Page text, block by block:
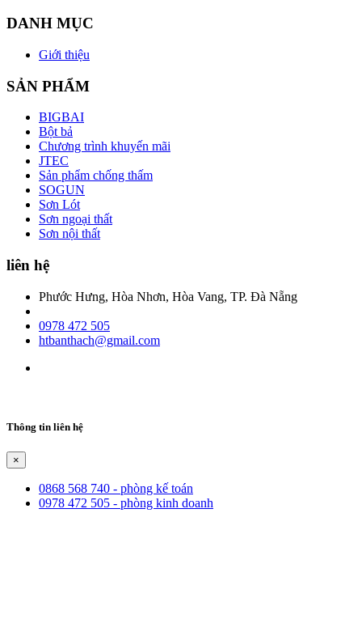
DANH MỤC
Giới thiệu
SẢN PHẨM
BIGBAI
Bột bả
Chương trình khuyến mãi
JTEC
Sản phẩm chống thấm
SOGUN
Sơn Lót
Sơn ngoại thất
Sơn nội thất
liên hệ
Phước Hưng, Hòa Nhơn, Hòa Vang, TP. Đà Nẵng
0978 472 505
htbanthach@gmail.com
Thông tin liên hệ
×
0868 568 740 - phòng kế toán
0978 472 505 - phòng kinh doanh